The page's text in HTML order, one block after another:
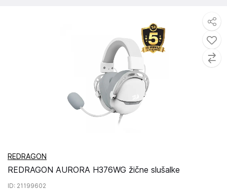
REDRAGON
REDRAGON AURORA H376WG žične slušalke
ID: 21199602